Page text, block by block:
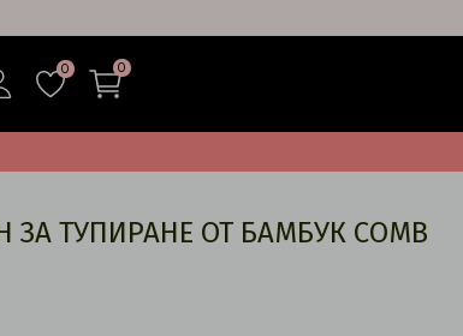
0 0
ТУПИРАНЕ ОТ БАМБУК COMB